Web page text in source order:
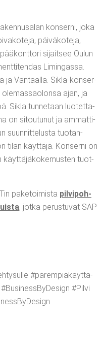
kon­ser­ni, joka
päi­vä­ko­te­ja,
sijait­see Oulun
Limin­gas­sa.
ja Van­taal­la. Sikla-kon­ser­
ajan, ja
Sikla tun­ne­taan luo­tet­ta­
on sitou­tu­nut ja ammat­ti­
suun­nit­te­lus­ta tuo­tan­
tilan käyt­tä­jä. Kon­ser­ni on
käyt­tä­jä­ko­ke­mus­ten tuot­
pake­toi­mis­ta pil­vi­poh­
, jot­ka perus­tu­vat SAP
#parem­pia­käyt­tä­
#Pil­vi